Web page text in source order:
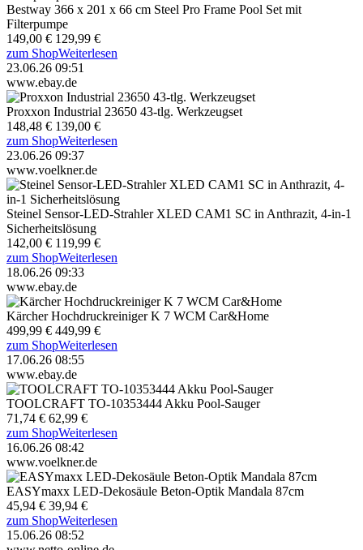
Bestway 366 x 201 x 66 cm Steel Pro Frame Pool Set mit
Filterpumpe
149,00 € 129,99 €
zum ShopWeiterlesen
23.06.26 09:51
www.ebay.de
Proxxon Industrial 23650 43-tlg. Werkzeugset
148,48 € 139,00 €
zum ShopWeiterlesen
23.06.26 09:37
www.voelkner.de
Steinel Sensor-LED-Strahler XLED CAM1 SC in Anthrazit, 4-in-1
Sicherheitslösung
142,00 € 119,99 €
zum ShopWeiterlesen
18.06.26 09:33
www.ebay.de
Kärcher Hochdruckreiniger K 7 WCM Car&Home
499,99 € 449,99 €
zum ShopWeiterlesen
17.06.26 08:55
www.ebay.de
TOOLCRAFT TO-10353444 Akku Pool-Sauger
71,74 € 62,99 €
zum ShopWeiterlesen
16.06.26 08:42
www.voelkner.de
EASYmaxx LED-Dekosäule Beton-Optik Mandala 87cm
45,94 € 39,94 €
zum ShopWeiterlesen
15.06.26 08:52